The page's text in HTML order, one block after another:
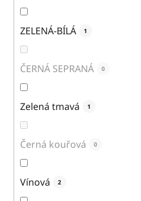
ZELENÁ-BÍLÁ 1
ČERNÁ SEPRANÁ 0
Zelená tmavá 1
Černá kouřová 0
Vínová 2